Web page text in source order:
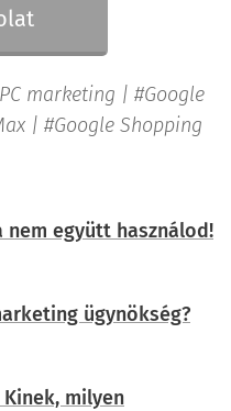
marketing | #Google
| #Google Shopping
nem együtt használod!
ügynökség?
milyen